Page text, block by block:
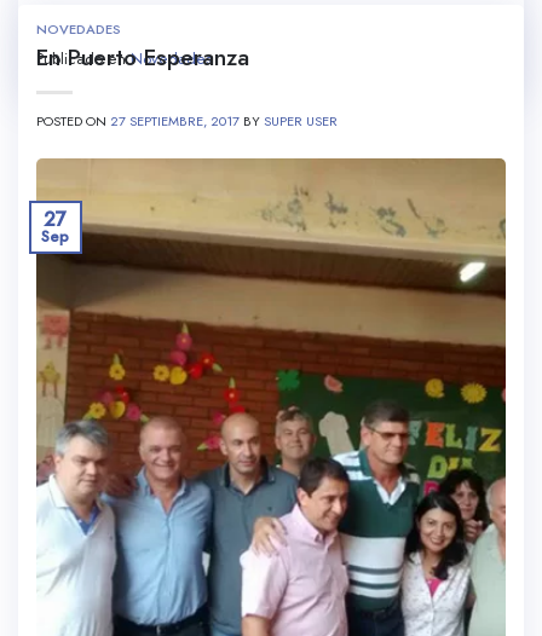
Publicado enNovedades
NOVEDADES
En Puerto Esperanza
POSTED ON 27 SEPTIEMBRE, 2017 BYSUPER USER
27
Sep